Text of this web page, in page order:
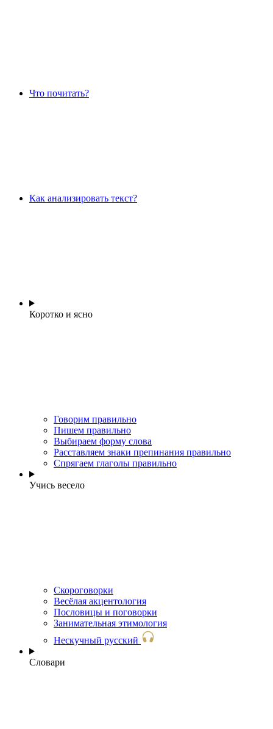
Что почитать?
Как анализировать текст?
Коротко и ясно
Говорим правильно
Пишем правильно
Выбираем форму слова
Расставляем знаки препинания правильно
Спрягаем глаголы правильно
Учись весело
Скороговорки
Весёлая акцентология
Пословицы и поговорки
Занимательная этимология
Нескучный русский
Словари